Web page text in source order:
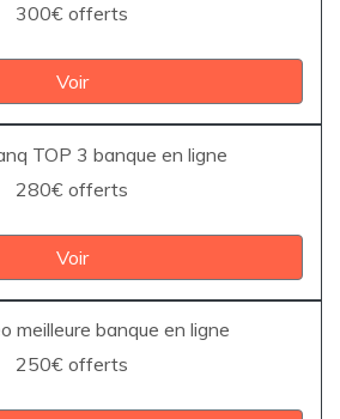
300€ offerts
Voir
280€ offerts
Voir
250€ offerts